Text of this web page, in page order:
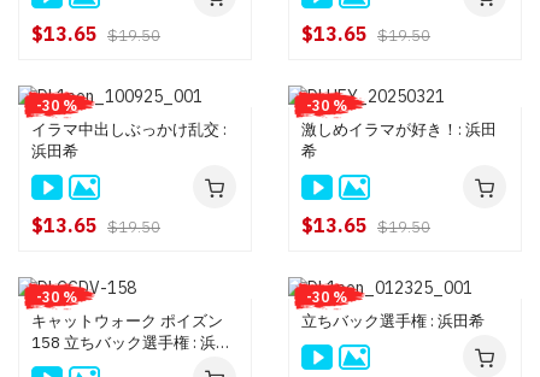
$13.65 $19.50 $13.65 $19.50
-30 %
イラマ中出しぶっかけ乱交 :
浜田希
$13.65 $19.50
-30 %
激しめイラマが好き！: 浜田
希
$13.65 $19.50
-30 %
キャットウォーク ポイズン
158 立ちバック選手権 : 浜田
希
-30 %
立ちバック選手権 : 浜田希